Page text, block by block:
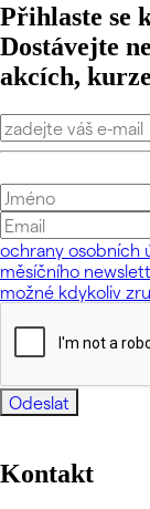
Přihlaste se
Dostávejte
akcích,
ochrany osobních
měsíčního
možné kdykoliv
Odeslat
Kontakt